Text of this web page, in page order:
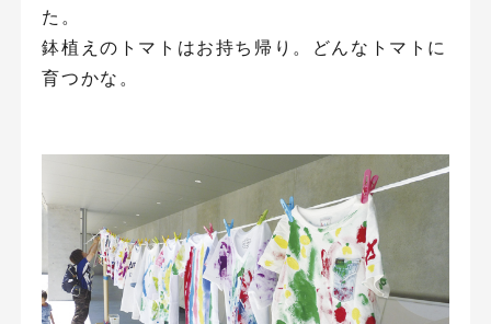
た。
鉢植えのトマトはお持ち帰り。どんなトマトに
育つかな。